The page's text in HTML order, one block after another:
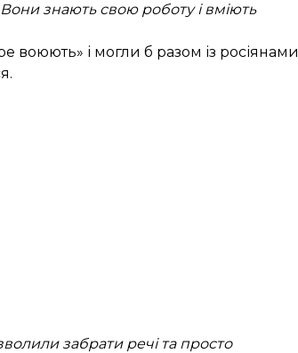
знають свою роботу і вміють
воюють» і могли б разом із росіянами
забрати речі та просто